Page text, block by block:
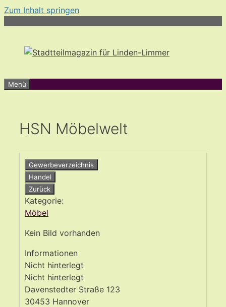
Zum Inhalt springen
Menü
HSN Möbelwelt
Gewerbeverzeichnis
Handel
Zurück
Kategorie:
Möbel
Kein Bild vorhanden
Informationen
Nicht hinterlegt
Nicht hinterlegt
Davenstedter Straße 123
30453 Hannover